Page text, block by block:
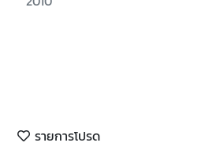
รายการโปรด